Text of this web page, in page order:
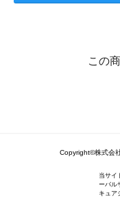
この
Copyright©株式会
当サイ
ーバル
キュア